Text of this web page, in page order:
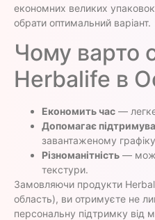
економних великих
обрати оптимальний варіант.
Чому варто
Herbalife в
Економить час —
Допомагає
завантаженому
Різноманітність —
текстури.
Замовляючи продукти
область), ви отримуєте не
персональну підтримку від